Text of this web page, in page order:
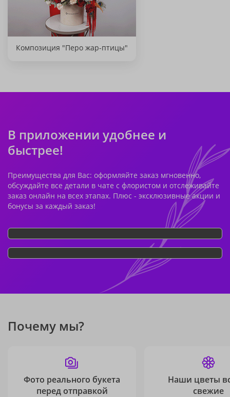
Композиция "Перо жар-птицы"
В приложении удобнее и
быстрее!
Преимущества для Вас: оформляйте заказ мгновенно,
обсуждайте все детали в чате с флористом и отслеживайте
заказ онлайн на всех этапах. Плюс - эксклюзивные акции и
бонусы за каждый заказ!
Почему мы?
Фото реального букета
перед отправкой
Наши цветы
свежие